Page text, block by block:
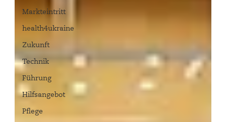
Markteintritt
health4ukraine
Zukunft
Technik
Führung
Hilfsangebot
Pflege